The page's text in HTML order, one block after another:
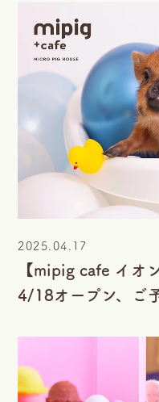
2025.04.17
【mipig cafe イオ
4/18オープン、ご